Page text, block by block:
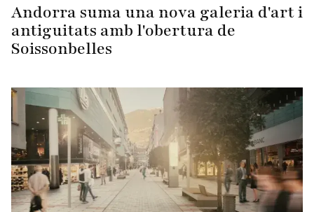
Andorra suma una nova galeria d'art i
antiguitats amb l'obertura de
Soissonbelles